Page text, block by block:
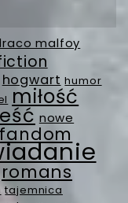
malfoy
hogwart humor
miłość
nowe
romans
tajemnica